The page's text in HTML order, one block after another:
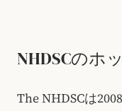
NHDSCのホ
TheNHDSCは